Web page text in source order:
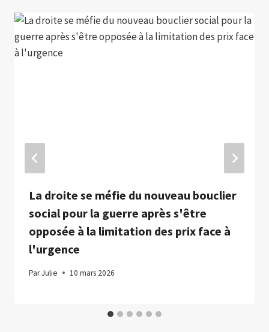
La droite se méfie du nouveau bouclier
social pour la guerre après s'être
opposée à la limitation des prix face à
l'urgence
ParJulie 10 mars 2026